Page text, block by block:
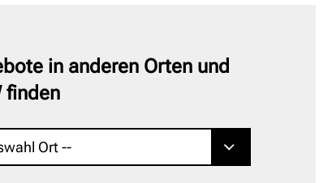
in anderen Orten und
finden